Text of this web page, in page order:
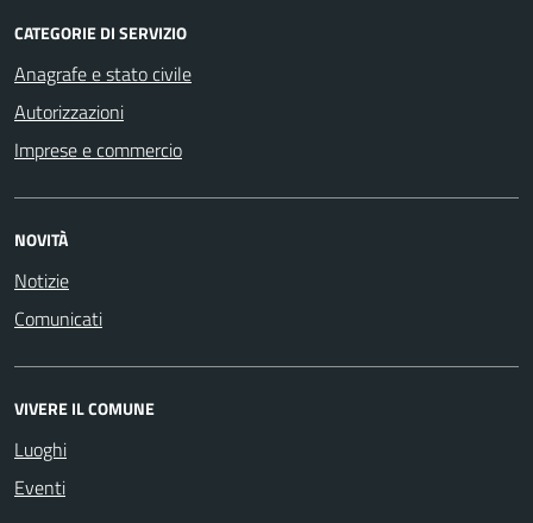
CATEGORIE DI SERVIZIO
Anagrafe e stato civile
Autorizzazioni
Imprese e commercio
NOVITÀ
Notizie
Comunicati
VIVERE IL COMUNE
Luoghi
Eventi